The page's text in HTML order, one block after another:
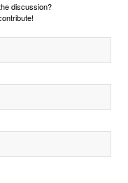
discussion?